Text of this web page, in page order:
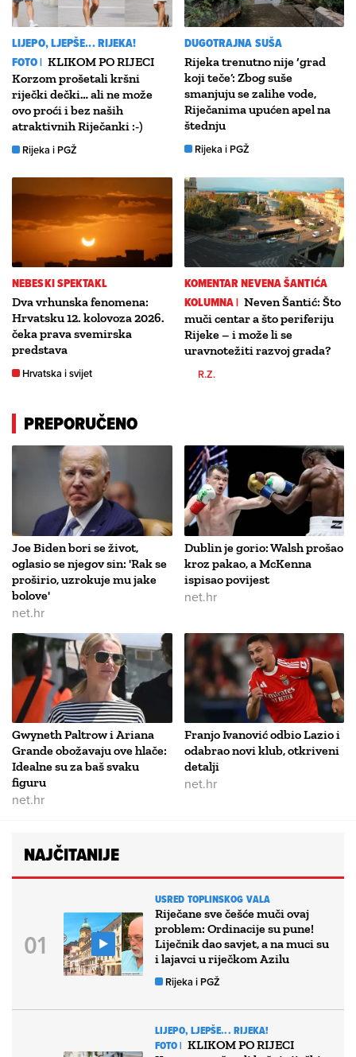
LIJEPO, LJEPŠE... RIJEKA!
FOTO | KLIKOM PO RIJECI
Korzom prošetali kršni
riječki dečki… ali ne može
ovo proći i bez naših
atraktivnih Riječanki :-)
Rijeka i PGŽ
DUGOTRAJNA SUŠA
Rijeka trenutno nije ‘grad
koji teče’: Zbog suše
smanjuju se zalihe vode,
Riječanima upućen apel na
štednju
Rijeka i PGŽ
NEBESKI SPEKTAKL
Dva vrhunska fenomena:
Hrvatsku 12. kolovoza 2026.
čeka prava svemirska
predstava
Hrvatska i svijet
KOMENTAR NEVENA ŠANTIĆA
KOLUMNA | Neven Šantić: Što
muči centar a što periferiju
Rijeke – i može li se
uravnotežiti razvoj grada?
R.Z.
PREPORUČENO
Joe Biden bori se život,
oglasio se njegov sin: 'Rak se
proširio, uzrokuje mu jake
bolove'
net.hr
Dublin je gorio: Walsh prošao
kroz pakao, a McKenna
ispisao povijest
net.hr
Gwyneth Paltrow i Ariana
Grande obožavaju ove hlače:
Idealne su za baš svaku
figuru
net.hr
Franjo Ivanović odbio Lazio i
odabrao novi klub, otkriveni
detalji
net.hr
NAJČITANIJE
USRED TOPLINSKOG VALA
Riječane sve češće muči ovaj
problem: Ordinacije su pune!
Liječnik dao savjet, a na muci su
i lajavci u riječkom Azilu
Rijeka i PGŽ
LIJEPO, LJEPŠE... RIJEKA!
FOTO | KLIKOM PO RIJECI